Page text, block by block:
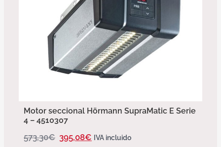
Motor seccional Hörmann SupraMatic E Serie
4 – 4510307
573,30€ 395,08€ IVA incluido